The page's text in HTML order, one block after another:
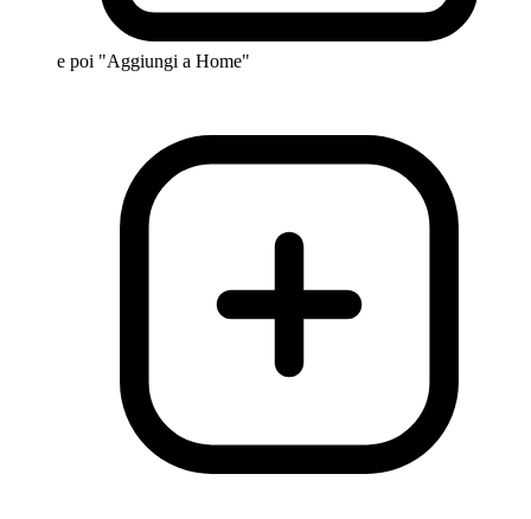
e poi "Aggiungi a Home"